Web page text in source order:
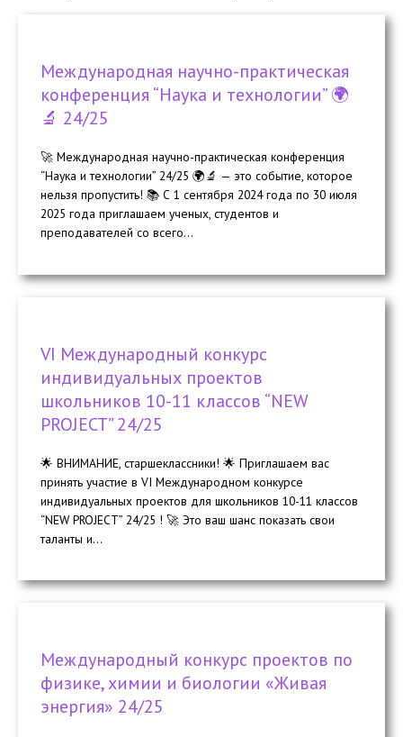
Международная научно-практическая
конференция “Наука и технологии” 🌍
🔬 24/25
🚀 Международная научно-практическая конференция
“Наука и технологии” 24/25 🌍🔬 — это событие, которое
нельзя пропустить! 📚 С 1 сентября 2024 года по 30 июля
2025 года приглашаем ученых, студентов и
преподавателей со всего...
VI Международный конкурс
индивидуальных проектов
школьников 10-11 классов “NEW
PROJECT” 24/25
🌟 ВНИМАНИЕ, старшеклассники! 🌟 Приглашаем вас
принять участие в VI Международном конкурсе
индивидуальных проектов для школьников 10-11 классов
“NEW PROJECT” 24/25 ! 🚀 Это ваш шанс показать свои
таланты и...
Международный конкурс проектов по
физике, химии и биологии «Живая
энергия» 24/25